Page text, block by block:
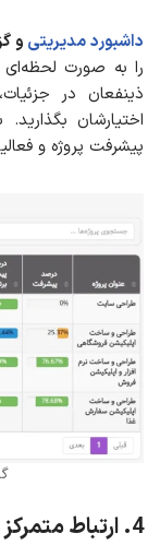
داشبورد مدیریتی و
را به صورت
ذینفعان در
اختیارشان
پیشرفت پروژه و
4. ارتباط متمرکز